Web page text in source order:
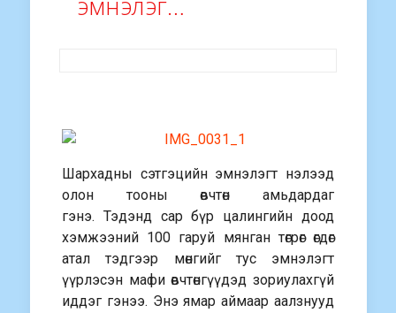
Шархадны сэтгэцийн эмнэлэгт нэлээд
олон тооны өвчтөн амьдардаг
гэнэ. Тэдэнд сар бүр цалингийн доод
хэмжээний 100 гаруй мянган төгрөг өгдөг
атал тэдгээр мөнгийг тус эмнэлэгт
үүрлэсэн мафи өвчтөнгүүдэд зориулахгүй
иддэг гэнээ. Энэ ямар аймаар аалзнууд